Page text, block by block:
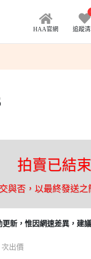
HAA官網 追蹤
拍賣已結束
與否，以最終發送之
更新，惟因網速差異，建
次出價